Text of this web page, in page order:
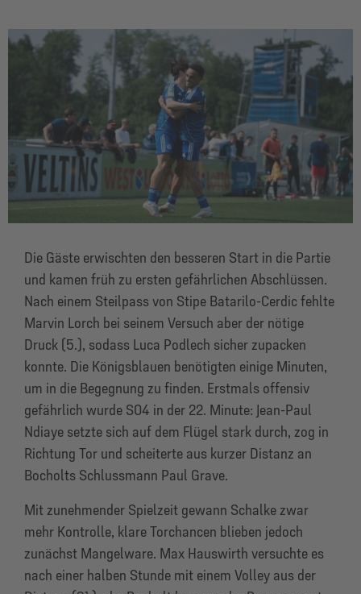
Die Gäste erwischten den besseren Start in die Partie
und kamen früh zu ersten gefährlichen Abschlüssen.
Nach einem Steilpass von Stipe Batarilo-Cerdic fehlte
Marvin Lorch bei seinem Versuch aber der nötige
Druck (5.), sodass Luca Podlech sicher zupacken
konnte. Die Königsblauen benötigten einige Minuten,
um in die Begegnung zu finden. Erstmals offensiv
gefährlich wurde S04 in der 22. Minute: Jean-Paul
Ndiaye setzte sich auf dem Flügel stark durch, zog in
Richtung Tor und scheiterte aus kurzer Distanz an
Bocholts Schlussmann Paul Grave.
Mit zunehmender Spielzeit gewann Schalke zwar
mehr Kontrolle, klare Torchancen blieben jedoch
zunächst Mangelware. Max Hauswirth versuchte es
nach einer halben Stunde mit einem Volley aus der